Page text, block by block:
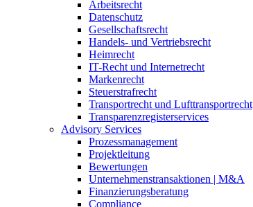
Arbeitsrecht
Datenschutz
Gesellschaftsrecht
Handels- und Vertriebsrecht
Heimrecht
IT-Recht und Internetrecht
Markenrecht
Steuerstrafrecht
Transportrecht und Lufttransportrecht
Transparenzregisterservices
Advisory Services
Prozessmanagement
Projektleitung
Bewertungen
Unternehmenstransaktionen | M&A
Finanzierungsberatung
Compliance